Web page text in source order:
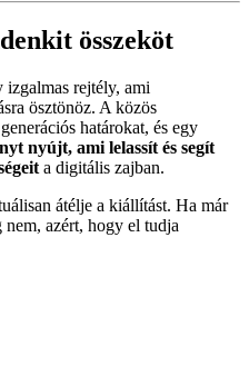
összeköt
rejtély, ami
ösztönöz. A közös
határokat, és egy
nyújt, ami lelassít és segít
a digitális zajban.
átélje a kiállítást. Ha már
azért, hogy el tudja